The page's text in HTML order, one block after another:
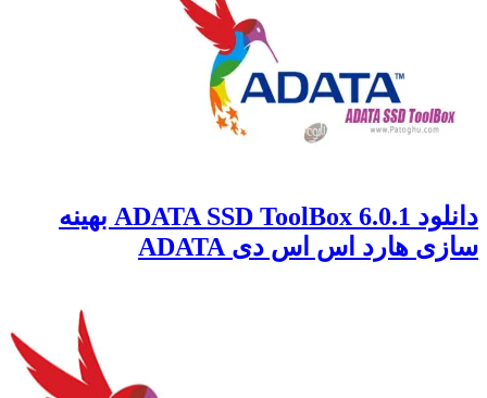
دانلود ADATA SSD ToolBox 6.0.1 بهینه
سازی هارد اس اس دی ADATA